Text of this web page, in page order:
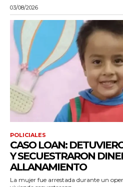
03/08/2026
POLICIALES
CASO LOAN:
Y SECUESTRARON
ALLANAMIENTO
La mujer fue arrestada durante un